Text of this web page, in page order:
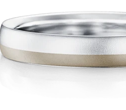
婚約ネックレス
ダイヤモンドシェイプコレクション
ペールブラウンゴールド
コンセプトシリーズ